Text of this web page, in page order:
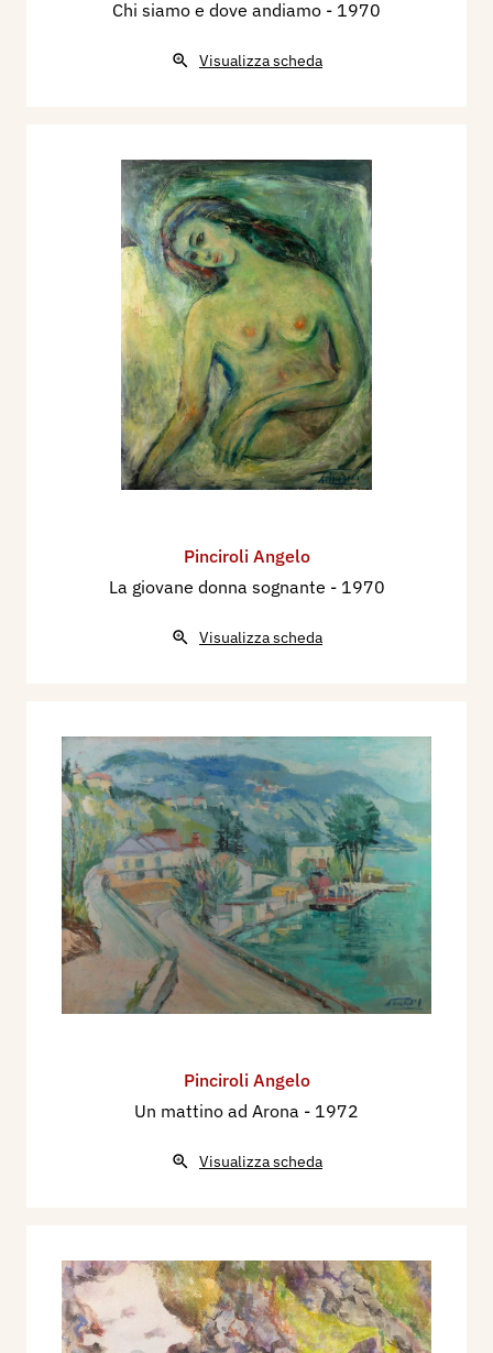
Chi siamo e dove andiamo - 1970
Visualizza scheda
Pinciroli Angelo
La giovane donna sognante - 1970
Visualizza scheda
Pinciroli Angelo
Un mattino ad Arona - 1972
Visualizza scheda